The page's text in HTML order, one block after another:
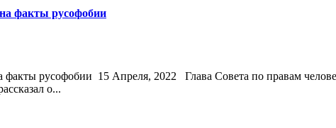
факты русофобии
русофобии 15 Апреля, 2022 Глава Совета по правам
о...